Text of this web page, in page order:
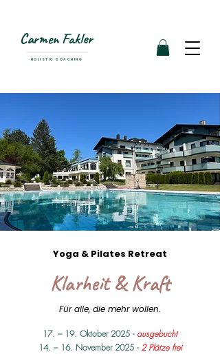
Carmen Fakler
HOLISTIC COACHING
Yoga & Pilates Retreat
Klarheit & Kraft
Für alle, die mehr wollen.
17. – 19. Oktober 2025 - ausgebucht
14. – 16. November 2025 -2 Plätze frei